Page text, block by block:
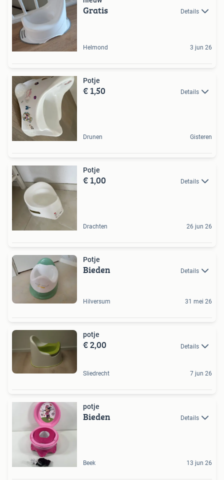
Gratis Details
Helmond 3 jun 26
Potje
€ 1,50 Details
Drunen Gisteren
Potje
€ 1,00 Details
Drachten 26 jun 26
Potje
Bieden Details
Hilversum 31 mei 26
potje
€ 2,00 Details
Sliedrecht 7 jun 26
potje
Bieden Details
Beek 13 jun 26